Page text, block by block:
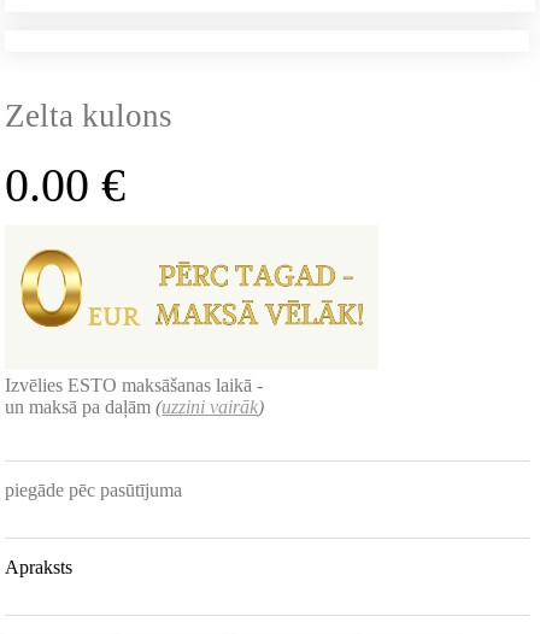
Zelta kulons
0.00€
Izvēlies ESTO maksāšanas laikā -
un maksā pa daļām(uzzini vairāk)
piegāde pēc pasūtījuma
Apraksts